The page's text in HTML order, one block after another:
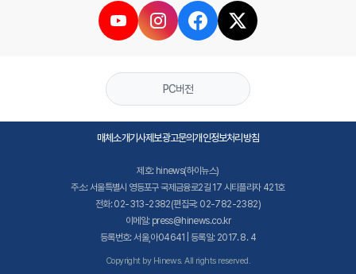
PC버전
매체소개기사제보광고문의개인정보처리방침
제호: hinews(하이뉴스)
주소: 서울특별시 영등포구 국제금융로2길 17 시티플라자 421호
전화: 02-313-2382(편집국: 02-782-2382)
이메일: press@hinews.co.kr
등록번호: 서울,아04641 | 등록일: 2017. 8. 4
Copyright by Hinews. All rights reserved.